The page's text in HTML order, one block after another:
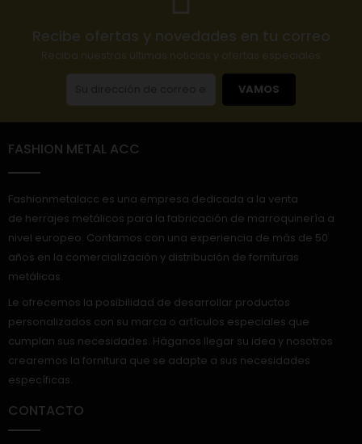
Recibe ofertas y novedades en tu correo
Reciba nuestras últimas noticias y ofertas especiales
VAMOS
FASHION METAL ACC
Fashionmetalacc es una empresa dedicada a la venta
de herrajes metálicos para la fabricación de marroquinería a
nivel europeo. Contamos con una experiencia de más de 50
años en la comercialización y distribución de fornituras
metálicas.
Le ofrecemos la posibilidad de desarrollar productos
personalizados con su marca o artículos especiales que
cumplan sus necesidades. Háganos llegar su idea y nosotros
crearemos la fornitura que se adapte a sus necesidades
específicas.
CONTACTO